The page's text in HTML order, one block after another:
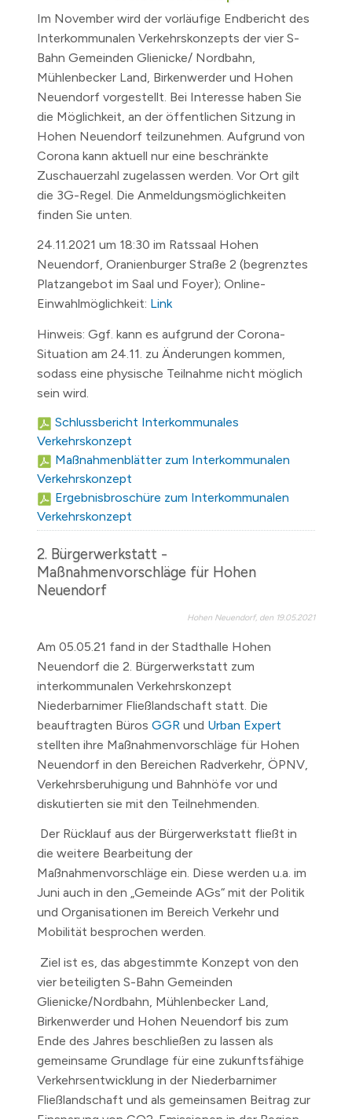
Im November wird der vorläufige Endbericht des
Interkommunalen Verkehrskonzepts der vier S-
Bahn Gemeinden Glienicke/ Nordbahn,
Mühlenbecker Land, Birkenwerder und Hohen
Neuendorf vorgestellt. Bei Interesse haben Sie
die Möglichkeit, an der öffentlichen Sitzung in
Hohen Neuendorf teilzunehmen. Aufgrund von
Corona kann aktuell nur eine beschränkte
Zuschauerzahl zugelassen werden. Vor Ort gilt
die 3G-Regel. Die Anmeldungsmöglichkeiten
finden Sie unten.
24.11.2021 um 18:30 im Ratssaal Hohen
Neuendorf, Oranienburger Straße 2 (begrenztes
Platzangebot im Saal und Foyer); Online-
Einwahlmöglichkeit: Link
Hinweis: Ggf. kann es aufgrund der Corona-
Situation am 24.11. zu Änderungen kommen,
sodass eine physische Teilnahme nicht möglich
sein wird.
Schlussbericht Interkommunales
Verkehrskonzept
Maßnahmenblätter zum Interkommunalen
Verkehrskonzept
Ergebnisbroschüre zum Interkommunalen
Verkehrskonzept
2. Bürgerwerkstatt -
Maßnahmenvorschläge für Hohen
Neuendorf
Hohen Neuendorf, den 19.05.2021
Am 05.05.21 fand in der Stadthalle Hohen
Neuendorf die 2. Bürgerwerkstatt zum
interkommunalen Verkehrskonzept
Niederbarnimer Fließlandschaft statt. Die
beauftragten Büros GGR und Urban Expert
stellten ihre Maßnahmenvorschläge für Hohen
Neuendorf in den Bereichen Radverkehr, ÖPNV,
Verkehrsberuhigung und Bahnhöfe vor und
diskutierten sie mit den Teilnehmenden.
Der Rücklauf aus der Bürgerwerkstatt fließt in
die weitere Bearbeitung der
Maßnahmenvorschläge ein. Diese werden u.a. im
Juni auch in den „Gemeinde AGs“ mit der Politik
und Organisationen im Bereich Verkehr und
Mobilität besprochen werden.
Ziel ist es, das abgestimmte Konzept von den
vier beteiligten S-Bahn Gemeinden
Glienicke/Nordbahn, Mühlenbecker Land,
Birkenwerder und Hohen Neuendorf bis zum
Ende des Jahres beschließen zu lassen als
gemeinsame Grundlage für eine zukunftsfähige
Verkehrsentwicklung in der Niederbarnimer
Fließlandschaft und als gemeinsamen Beitrag zur